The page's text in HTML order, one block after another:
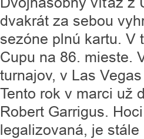
dvakrát za sebou
sezóne plnú kartu. V
Cupu na 86. mieste.
turnajov, v Las
Tento rok v marci už
Robert Garrigus.
legalizovaná, je